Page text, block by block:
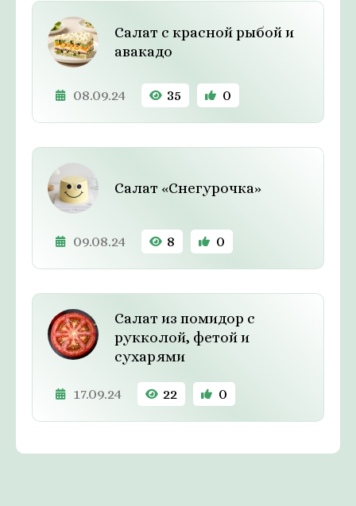
Салат с красной рыбой и
авакадо
08.09.24 35 0
Салат «Снегурочка»
09.08.24 8 0
Салат из помидор с
рукколой, фетой и
сухарями
17.09.24 22 0